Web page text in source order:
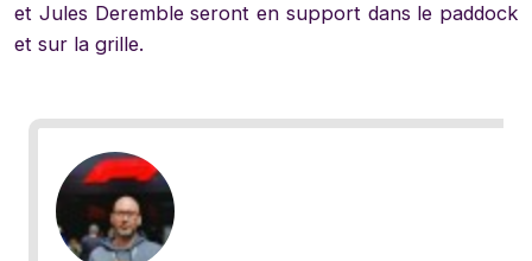
et Jules Deremble seront en support dans le paddock
et sur la grille.